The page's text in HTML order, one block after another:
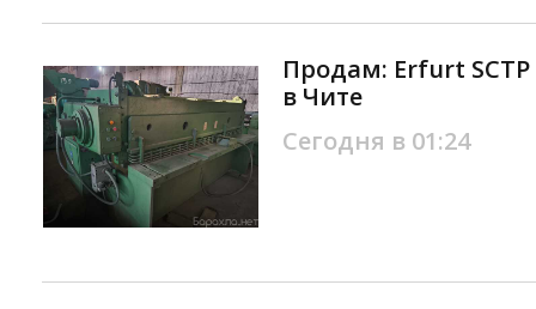
Продам: Erfurt
в Чите
Сегодня в 01:24